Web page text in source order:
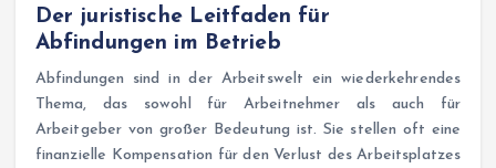
Der juristische Leitfaden für
Abfindungen im Betrieb
Abfindungen sind in der Arbeitswelt ein wiederkehrendes
Thema, das sowohl für Arbeitnehmer als auch für
Arbeitgeber von großer Bedeutung ist. Sie stellen oft eine
finanzielle Kompensation für den Verlust des Arbeitsplatzes